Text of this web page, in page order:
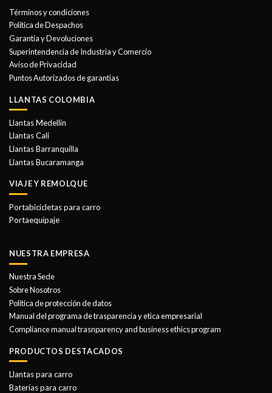
elegir
en
la
página
de
Términos y condiciones
Política de Despachos
Garantía y Devoluciones
Superintendencia de Industria y Comercio
Aviso de Privacidad
Puntos Autorizados de garantias
LLANTAS COLOMBIA
Llantas Medellin
Llantas Cali
Llantas Barranquilla
Llantas Bucaramanga
VIAJE Y REMOLQUE
Portabicicletas para carro
Portaequipaje
NUESTRA EMPRESA
Nuestra Sede
Sobre Nosotros
Politica de protección de datos
Manual del programa de trasparencia y etica empresarial
Compliance manual trasnparency and business ethics program
PRODUCTOS DESTACADOS
Llantas para carro
Baterías para carro